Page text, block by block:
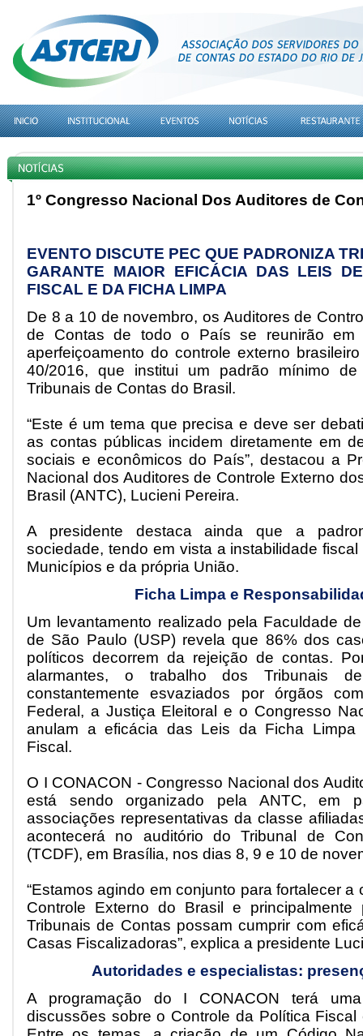
1º Congresso Nacional Dos Auditores de
EVENTO DISCUTE PEC QUE PADRONIZA
GARANTE MAIOR EFICÁCIA DAS LEIS
FISCAL E DA FICHA LIMPA
De 8 a 10 de novembro, os Auditores de
de Contas de todo o País se reunirão em
aperfeiçoamento do controle externo
40/2016, que institui um padrão mínimo
Tribunais de Contas do Brasil.
“Este é um tema que precisa e deve ser
as contas públicas incidem diretamente em
sociais e econômicos do País”, destacou a
Nacional dos Auditores de Controle Externo
Brasil (ANTC), Lucieni Pereira.
A presidente destaca ainda que a
sociedade, tendo em vista a instabilidade
Municípios e da própria União.
Ficha Limpa e
Um levantamento realizado pela Faculdade
de São Paulo (USP) revela que 86% dos
políticos decorrem da rejeição de contas.
alarmantes, o trabalho dos Tribunais
constantemente esvaziados por órgãos
Federal, a Justiça Eleitoral e o Congresso
anulam a eficácia das Leis da Ficha Limpa
Fiscal.
O I CONACON - Congresso Nacional dos
está sendo organizado pela ANTC, em
associações representativas da classe
acontecerá no auditório do Tribunal de
(TCDF), em Brasília, nos dias 8, 9 e 10 de
“Estamos agindo em conjunto para fortalecer a
Controle Externo do Brasil e
Tribunais de Contas possam cumprir com
Casas Fiscalizadoras”, explica a presidente
Autoridades e especialistas:
A programação do I CONACON terá
discussões sobre o Controle da Política